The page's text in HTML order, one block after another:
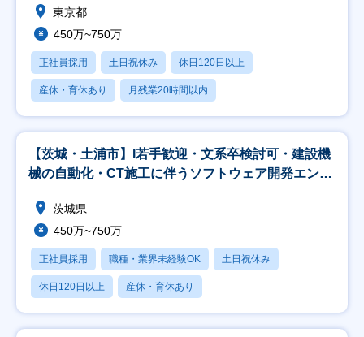
東京都
450万~750万
正社員採用 土日祝休み 休日120日以上
産休・育休あり 月残業20時間以内
【茨城・土浦市】I若手歓迎・文系卒検討可・建設機
械の自動化・CT施工に伴うソフトウェア開発エンジ
ニア
茨城県
450万~750万
正社員採用 職種・業界未経験OK 土日祝休み
休日120日以上 産休・育休あり